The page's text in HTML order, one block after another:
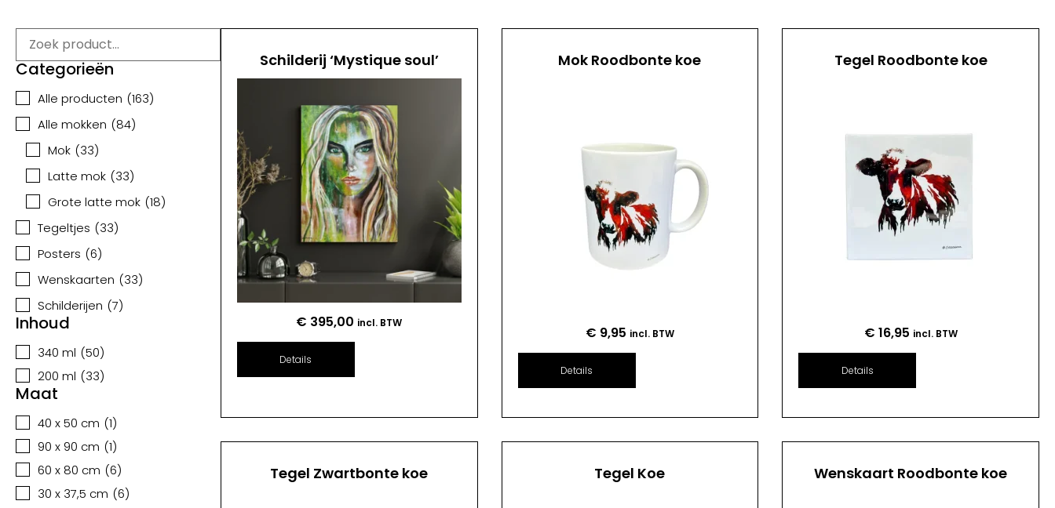
Categorieën
Alle producten (163)
Alle mokken (84)
Mok (33)
Latte mok (33)
Grote latte mok (18)
Tegeltjes (33)
Posters (6)
Wenskaarten (33)
Schilderijen (7)
Inhoud
340 ml (50)
200 ml (33)
Maat
40 x 50 cm (1)
90 x 90 cm (1)
60 x 80 cm (6)
30 x 37,5 cm (6)
Schilderij ‘Mystique soul’
€ 395,00 incl. BTW
Details
Mok Roodbonte koe
€ 9,95 incl. BTW
Details
Tegel Roodbonte koe
€ 16,95 incl. BTW
Details
Tegel Zwartbonte koe Tegel Koe Wenskaart Roodbonte koe